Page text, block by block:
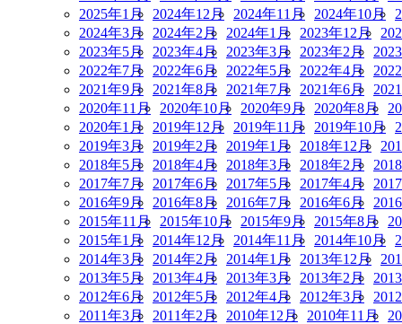
2025年1月
2024年12月 2024年11月 2024年10月
2024年3月
2024年2月 2024年1月 2023年12月
2023年5月
2023年4月 2023年3月 2023年2月
2022年7月
2022年6月 2022年5月 2022年4月
2021年9月
2021年8月 2021年7月 2021年6月
2020年11月
2020年10月 2020年9月 2020年8月
2020年1月
2019年12月 2019年11月 2019年10月
2019年3月
2019年2月 2019年1月 2018年12月
2018年5月
2018年4月 2018年3月 2018年2月
2017年7月
2017年6月 2017年5月 2017年4月
2016年9月
2016年8月 2016年7月 2016年6月
2015年11月
2015年10月 2015年9月 2015年8月
2015年1月
2014年12月 2014年11月 2014年10月
2014年3月
2014年2月 2014年1月 2013年12月
2013年5月
2013年4月 2013年3月 2013年2月
2012年6月
2012年5月 2012年4月 2012年3月
2011年3月
2011年2月 2010年12月 2010年11月